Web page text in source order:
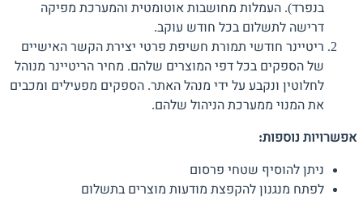
בנפרד). העמלות מחושבות אוטומטית והמערכת מפיקה
דרישה לתשלום בכל חודש עוקב.
ריטיינר חודשי תמורת חשיפת פרטי יצירת הקשר האישיים
של הספקים בכל דפי המוצרים שלהם. מחיר הריטיינר מנוהל
לחלוטין ונקבע על ידי מנהל האתר. הספקים מפעילים ומכבים
את המנוי ממערכת הניהול שלהם.
אפשרויות נוספות:
ניתן להוסיף שטחי פרסום
לפתח מנגנון להקפצת מודעות מוצרים בתשלום